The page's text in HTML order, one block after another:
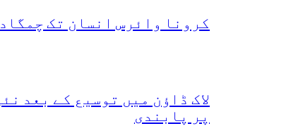
کرونا وائرس انسان تک
لاک ڈاؤن میں توسیع کے بعد
پر پابندی